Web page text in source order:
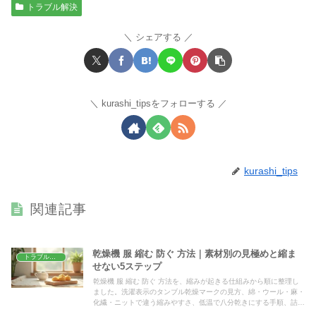
トラブル解決
シェアする
kurashi_tipsをフォローする
kurashi_tips
関連記事
乾燥機 服 縮む 防ぐ 方法｜素材別の見極めと縮ま
せない5ステップ
乾燥機 服 縮む 防ぐ 方法を、縮みが起きる仕組みから順に整理し
ました。洗濯表示のタンブル乾燥マークの見方、綿・ウール・麻・
化繊・ニットで違う縮みやすさ、低温で八分乾きにする手順、詰め